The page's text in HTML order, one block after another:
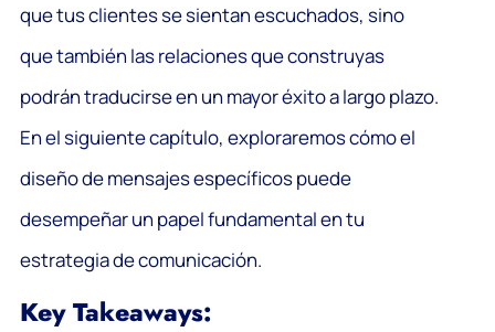
que tus clientes se sientan escuchados, sino
que también las relaciones que construyas
podrán traducirse en un mayor éxito a largo plazo.
En el siguiente capítulo, exploraremos cómo el
diseño de mensajes específicos puede
desempeñar un papel fundamental en tu
estrategia de comunicación.
Key Takeaways: